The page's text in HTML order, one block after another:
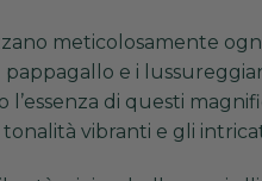
meticolosamente
e i
l’essenza di questi
vibranti e gli